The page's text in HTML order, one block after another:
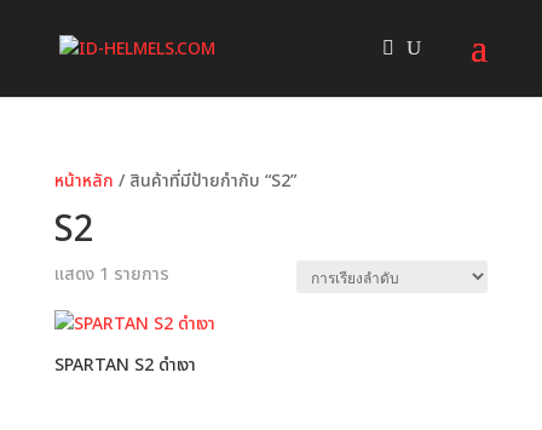
หน้าหลัก / สินค้าที่มีป้ายกำกับ “S2”
S2
แสดง 1 รายการ
SPARTAN S2 ดำเงา